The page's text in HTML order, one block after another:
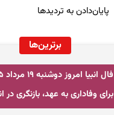
پایان‌دادن به تردیدها
برترین‌ها
برای وفاداری به عهد، بازنگری